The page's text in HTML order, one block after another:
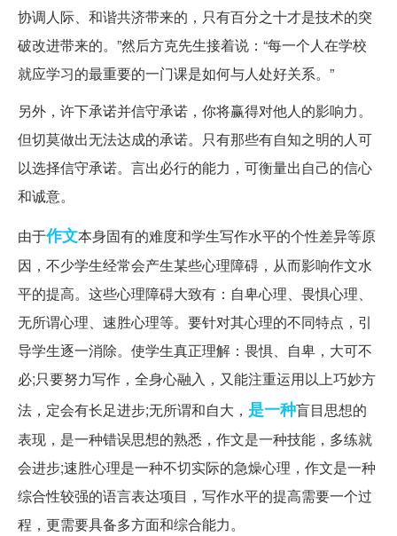
协调人际、和谐共济带来的，只有百分之十才是技术的突
破改进带来的。”然后方克先生接着说：“每一个人在学校
就应学习的最重要的一门课是如何与人处好关系。”
另外，许下承诺并信守承诺，你将赢得对他人的影响力。
但切莫做出无法达成的承诺。只有那些有自知之明的人可
以选择信守承诺。言出必行的能力，可衡量出自己的信心
和诚意。
由于作文本身固有的难度和学生写作水平的个性差异等原
因，不少学生经常会产生某些心理障碍，从而影响作文水
平的提高。这些心理障碍大致有：自卑心理、畏惧心理、
无所谓心理、速胜心理等。要针对其心理的不同特点，引
导学生逐一消除。使学生真正理解：畏惧、自卑，大可不
必;只要努力写作，全身心融入，又能注重运用以上巧妙方
法，定会有长足进步;无所谓和自大， 是一种盲目思想的
表现，是一种错误思想的熟悉，作文是一种技能，多练就
会进步;速胜心理是一种不切实际的急燥心理，作文是一种
综合性较强的语言表达项目，写作水平的提高需要一个过
程，更需要具备多方面和综合能力。